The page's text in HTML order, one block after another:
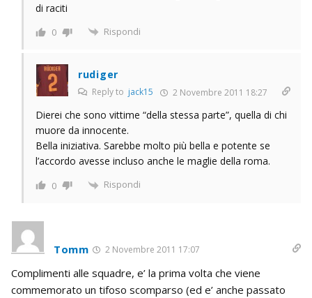
di raciti
0 Rispondi
rudiger
Reply to jack15 2 Novembre 2011 18:27
Dierei che sono vittime “della stessa parte”, quella di chi
muore da innocente.
Bella iniziativa. Sarebbe molto più bella e potente se
l’accordo avesse incluso anche le maglie della roma.
0 Rispondi
Tomm 2 Novembre 2011 17:07
Complimenti alle squadre, e’ la prima volta che viene
commemorato un tifoso scomparso (ed e’ anche passato